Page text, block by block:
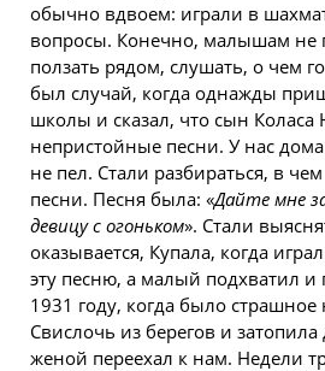
обычно вдвоем: играли в
вопросы. Конечно, малышам не
ползать рядом, слушать, о чем
был случай, когда однажды
школы и сказал, что сын Коласа
непристойные песни. У нас
не пел. Стали разбираться, в
песни. Песня была: «Дайте мне
девицу с огоньком». Стали
оказывается, Купала, когда
эту песню, а малый подхватил
1931 году, когда было
Свислочь из берегов и
женой переехал к нам. Недели